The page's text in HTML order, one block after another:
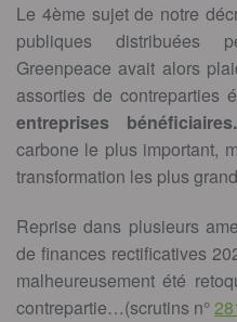
Le 4ème sujet de notre
publiques distribuées
Greenpeace avait alors
assorties de contreparties
entreprises bénéficiaires.
carbone le plus important,
transformation les plus
Reprise dans plusieurs
de finances rectificatives
malheureusement été
contrepartie…(scrutins n°